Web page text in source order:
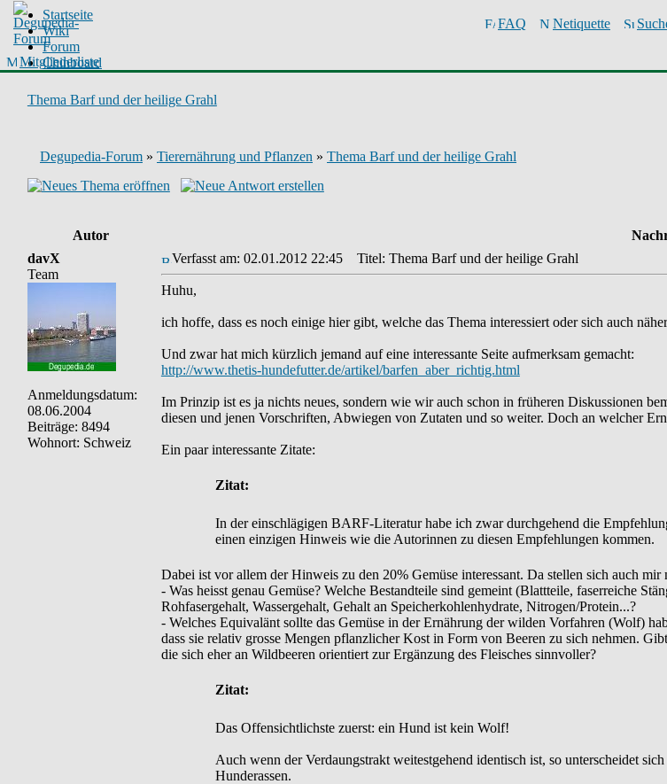
FAQ Netiquette
Mitgliederliste
Startseite
Wiki
Forum
Chinboard
Thema Barf und der heilige Grahl
Degupedia-Forum » Tierernährung und Pflanzen » Thema Barf und der heilige Grahl
Autor
davX
Team
Anmeldungsdatum:
08.06.2004
Beiträge: 8494
Wohnort: Schweiz
Verfasst am: 02.01.2012 22:45 Titel: Thema Barf und der heilige Grahl
Huhu,
ich hoffe, dass es noch einige hier gibt, welche das Thema interessiert oder sich auch
Und zwar hat mich kürzlich jemand auf eine interessante Seite aufmerksam gemacht:
http://www.thetis-hundefutter.de/artikel/barfen_aber_richtig.html
Im Prinzip ist es ja nichts neues, sondern wie wir auch schon in früheren Diskussionen
diesen und jenen Vorschriften, Abwiegen von Zutaten und so weiter. Doch an welcher
Ein paar interessante Zitate:
Zitat:
In der einschlägigen BARF-Literatur habe ich zwar durchgehend die
einen einzigen Hinweis wie die Autorinnen zu diesen Empfehlungen kommen.
Dabei ist vor allem der Hinweis zu den 20% Gemüse interessant. Da stellen sich auch mir
- Was heisst genau Gemüse? Welche Bestandteile sind gemeint (Blattteile, faserreiche
Rohfasergehalt, Wassergehalt, Gehalt an Speicherkohlenhydrate, Nitrogen/Protein...?
- Welches Equivalänt sollte das Gemüse in der Ernährung der wilden Vorfahren (Wolf)
dass sie relativ grosse Mengen pflanzlicher Kost in Form von Beeren zu sich nehmen.
die sich eher an Wildbeeren orientiert zur Ergänzung des Fleisches sinnvoller?
Zitat:
Das Offensichtlichste zuerst: ein Hund ist kein Wolf!
Auch wenn der Verdaungstrakt weitestgehend identisch ist, so unterscheidet
Hunderassen.